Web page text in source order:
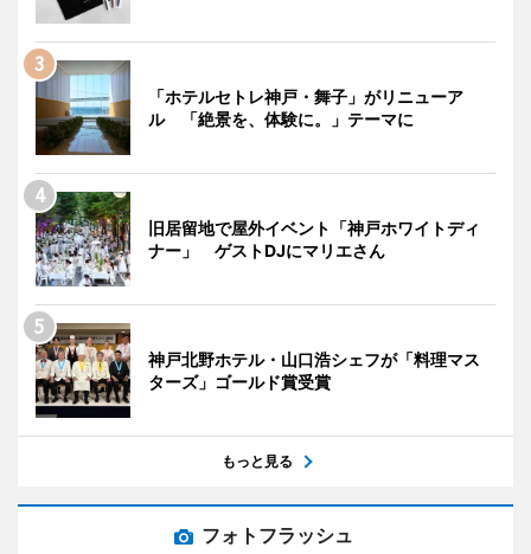
「ホテルセトレ神戸・舞子」がリニューア
ル 「絶景を、体験に。」テーマに
旧居留地で屋外イベント「神戸ホワイトディ
ナー」 ゲストDJにマリエさん
神戸北野ホテル・山口浩シェフが「料理マス
ターズ」ゴールド賞受賞
もっと見る
フォトフラッシュ